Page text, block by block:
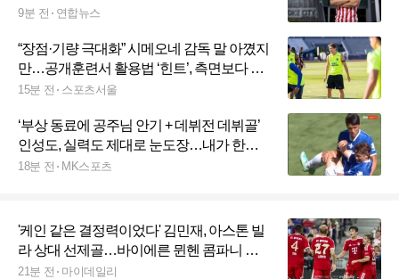
9분 전 연합뉴스
“장점·기량 극대화” 시메오네 감독 말 아꼈지
만…공개훈련서 활용법 ‘힌트’, 측면보다 공
격형 미드필더 그리고 오른발[SS현장]
15분 전 스포츠서울
‘부상 동료에 공주님 안기 + 데뷔전 데뷔골’
인성도, 실력도 제대로 눈도장…내가 한국
축구의 (이)호재요
18분 전 MK스포츠
'케인 같은 결정력이었다' 김민재, 아스톤 빌
라 상대 선제골…바이에른 뮌헨 콤파니 감
독 "만족스럽다"
21분 전 마이데일리